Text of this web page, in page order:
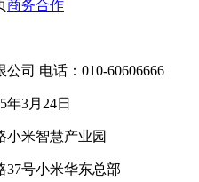
商务合作
司 电话：010-60606666
年3月24日
小米智慧产业园
37号小米华东总部